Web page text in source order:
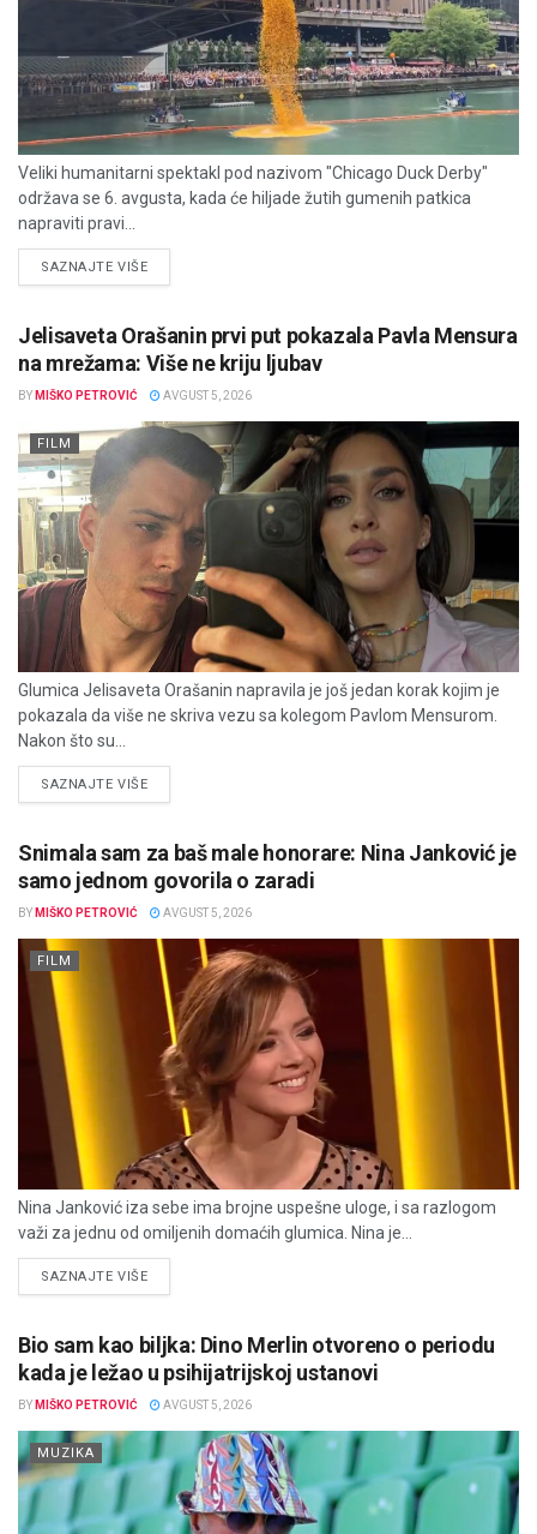
Veliki humanitarni spektakl pod nazivom "Chicago Duck Derby"
održava se 6. avgusta, kada će hiljade žutih gumenih patkica
napraviti pravi...
SAZNAJTE VIŠEDETAILS
Jelisaveta Orašanin prvi put pokazala Pavla Mensura
na mrežama: Više ne kriju ljubav
BY MIŠKO PETROVIĆ AVGUST 5, 2026
FILM
Glumica Jelisaveta Orašanin napravila je još jedan korak kojim je
pokazala da više ne skriva vezu sa kolegom Pavlom Mensurom.
Nakon što su...
SAZNAJTE VIŠEDETAILS
Snimala sam za baš male honorare: Nina Janković je
samo jednom govorila o zaradi
BY MIŠKO PETROVIĆ AVGUST 5, 2026
FILM
Nina Janković iza sebe ima brojne uspešne uloge, i sa razlogom
važi za jednu od omiljenih domaćih glumica. Nina je...
SAZNAJTE VIŠEDETAILS
Bio sam kao biljka: Dino Merlin otvoreno o periodu
kada je ležao u psihijatrijskoj ustanovi
BY MIŠKO PETROVIĆ AVGUST 5, 2026
MUZIKA